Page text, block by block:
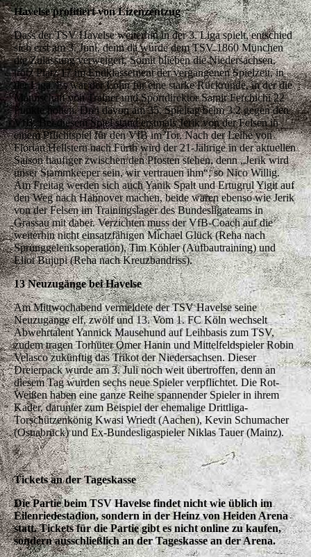
Havelse profitiert von Lizenzentzug
Dass der TSV Havelse weiterhin in der 3. Liga spielt, entschied
sich erst am 3. Juni, denn da wurde dem TSV 1860 München
die Zulassung verweigert. Somit blieben die Niedersachsen,
trotz Platz 17 im Endklassement der vergangenen Spielzeit, in
der Liga. Es war der Lohn für eine starke Rückrunde, in der die
Mannschaft von Trainer und Sportdirektor Samir Ferchichi 22
Punkte holten. Drei davon am 35. Spieltag beim 3:2 gegen den
VfB. Bei diesem Spiel stand erstmals Jerik von der Felsen in
einem Pflichtspiel für den VfB im Tor. Nach der Leihe von
Florian Hellstern nach Fürth wird der 21-Jährige in der aktuellen
Saison häufiger zwischen den Pfosten stehen, denn „Jerik wird
unser Stammkeeper sein, wir vertrauen ihm“, so Nico Willig.
Am Freitag werden sich auch Yanik Spalt und Ertugrul Yigit auf
den Weg nach Hannover machen, beide waren ebenso wie Jerik
von der Felsen im Trainingslager des Bundesligateams in
Grassau mit dabei. Verzichten muss der VfB-Coach auf die
weiterhin nicht einsatzfähigen Michael Glück (Reha nach
Sprunggelenksoperation), Tim Köhler (Aufbautraining) und
Eliot Bujupi (Reha nach Kreuzbandriss).
13 Neuzugänge bei Havelse
Am Mittwochabend vermeldete der TSV Havelse seine
Neuzugänge elf, zwölf und 13. Vom 1. FC Köln wechselt
Abwehrtalent Yannick Mausehund auf Leihbasis zum TSV,
zudem tragen Torhüter Omer Hanin und Mittelfeldspieler Robin
Velasco zukünftig das Trikot der Niedersachsen. Dieser
Dreierpack wurde am 3. Juli noch weit übertroffen, denn an
diesem Tag wurden sechs neue Spieler verpflichtet. Die Rot-
Weißen haben eine ganze Reihe spannender Spieler in ihrem
Kader, darunter zum Beispiel der ehemalige Drittliga-
Torschützenkönig Kwasi Wriedt (Aachen), Kevin Schumacher
(Osnabrück) und Ex-Bundesligaspieler Niklas Tauer (Mainz).
Tickets an der Tageskasse
Die Partie beim TSV Havelse findet nicht wie üblich im
Eilenriedestadion, sondern in der Heinz von Heiden Arena
statt. Tickets für die Partie gibt es nicht online zu kaufen,
sondern ausschließlich an der Tageskasse an der Arena.